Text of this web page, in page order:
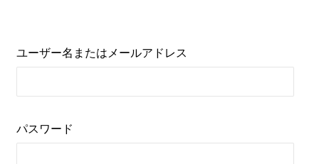
ユーザー名またはメールアドレス
パスワード